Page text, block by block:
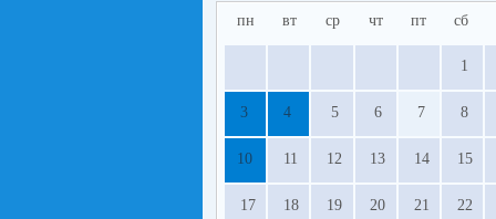
пн вт ср чт пт сб
1
3 4 5 6 7 8
10 11 12 13 14 15
17 18 19 20 21 22